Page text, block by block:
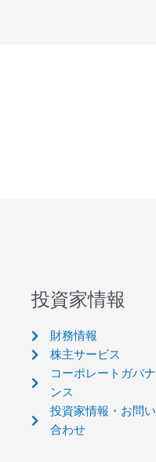
投資家情報
財務情報
株主サービス
コーポレートガバナ
ンス
投資家情報・お問い
合わせ